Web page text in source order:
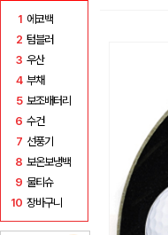
1 에코백
2 텀블러
3 우산
4 부채
5 보조배터리
6 수건
7 선풍기
8 보온보냉백
9 물티슈
10 장바구니